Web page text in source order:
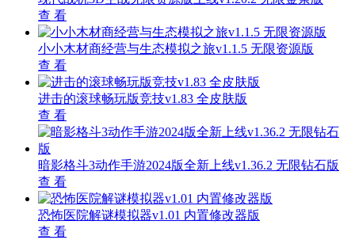
查 看
小小木材商经营与生态模拟之旅v1.1.5 无限资源版
查 看
进击的滚球畅玩版竞技v1.83 全皮肤版
查 看
暗影格斗3动作手游2024版全新上线v1.36.2 无限钻石版
查 看
恐怖医院解谜模拟器v1.01 内置修改器版
查 看